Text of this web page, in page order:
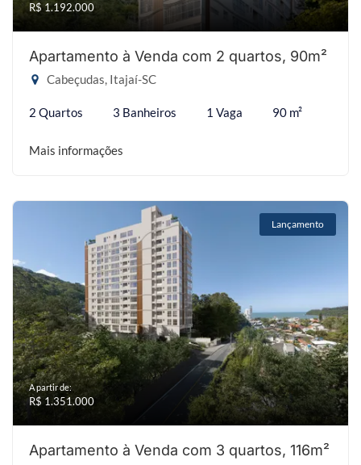
R$ 1.192.000
Apartamento à Venda com 2 quartos, 90m²
Cabeçudas, Itajaí-SC
2 Quartos 3 Banheiros 1 Vaga 90 m²
Mais informações
Lançamento
A partir de:
R$ 1.351.000
Apartamento à Venda com 3 quartos, 116m²